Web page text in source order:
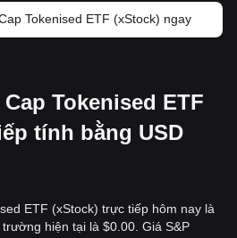
Tokenised ETF (xStock) ngay
Tokenised ETF
tính bằng USD
ETF (xStock) trực tiếp hôm nay là
hiện tại là $0.00. Giá S&P